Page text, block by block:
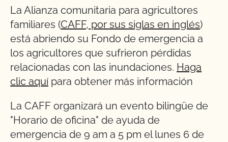
La Alianza comunitaria para agricultores
familiares (CAFF, por sus siglas en inglés)
está abriendo su Fondo de emergencia a
los agricultores que sufrieron pérdidas
relacionadas con las inundaciones. Haga
clic aquí para obtener más información
La CAFF organizará un evento bilingüe de
"Horario de oficina" de ayuda de
emergencia de 9 am a 5 pm el lunes 6 de